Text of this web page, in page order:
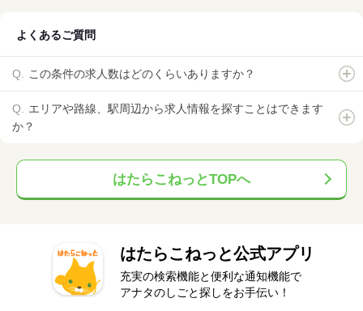
よくあるご質問
この条件の求人数はどのくらいありますか？
エリアや路線、駅周辺から求人情報を探すことはできます
か？
はたらこねっとTOPへ
はたらこねっと公式アプリ
充実の検索機能と便利な通知機能で
アナタのしごと探しをお手伝い！